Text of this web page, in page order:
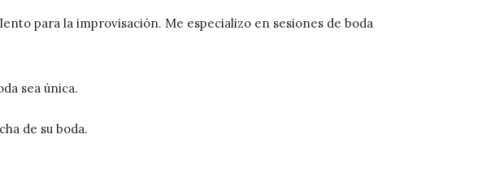
para la improvisación. Me especializo en sesiones de boda
sea única.
de su boda.